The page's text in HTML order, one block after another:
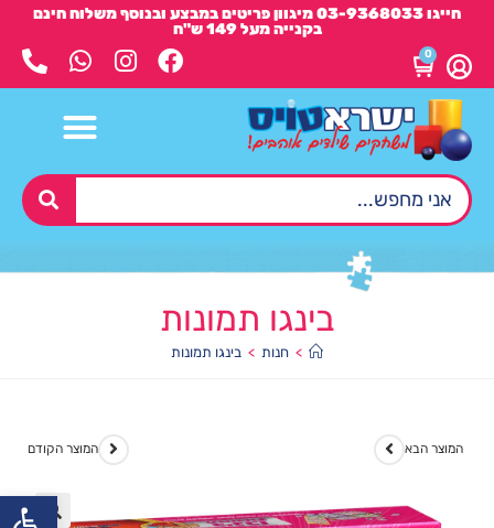
חייגו 03-9368033 מיגוון פריטים במבצע ובנוסף משלוח חינם
בקנייה מעל 149 ש"ח
0
בינגו תמונות
> חנות > בינגו תמונות
המוצר הקודם המוצר הבא